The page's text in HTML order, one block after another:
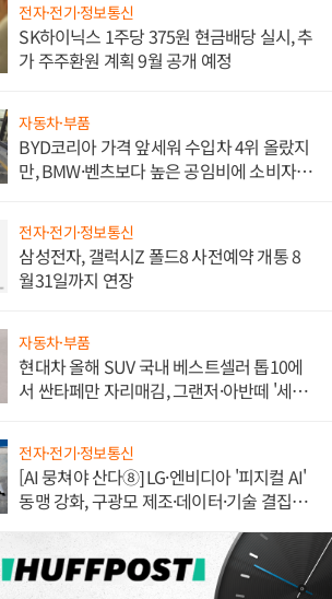
전자·전기·정보통신
SK하이닉스 1주당 375원 현금배당 실시, 추
가 주주환원 계획 9월 공개 예정
자동차·부품
BYD코리아 가격 앞세워 수입차 4위 올랐지
만, BMW·벤츠보다 높은 공임비에 소비자
전자·전기·정보통신
삼성전자, 갤럭시Z 폴드8 사전예약 개통 8
월31일까지 연장
자동차·부품
현대차 올해 SUV 국내 베스트셀러 톱10에
서 싼타페만 자리매김, 그랜저·아반떼 '세단
전자·전기·정보통신
[AI 뭉쳐야 산다⑧] LG·엔비디아 '피지컬 AI'
동맹 강화, 구광모 제조·데이터·기술 결집